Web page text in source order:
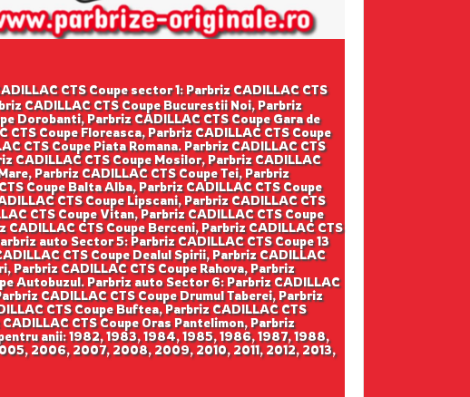
CTS Coupe sector 1: Parbriz CADILLAC CTS
CADILLAC CTS Coupe Bucurestii Noi, Parbriz
Dorobanti, Parbriz CADILLAC CTS Coupe Gara de
Coupe Floreasca, Parbriz CADILLAC CTS Coupe
CTS Coupe Piata Romana. Parbriz CADILLAC CTS
CADILLAC CTS Coupe Mosilor, Parbriz CADILLAC
Parbriz CADILLAC CTS Coupe Tei, Parbriz
Coupe Balta Alba, Parbriz CADILLAC CTS Coupe
CTS Coupe Lipscani, Parbriz CADILLAC CTS
CTS Coupe Vitan, Parbriz CADILLAC CTS Coupe
CTS Coupe Berceni, Parbriz CADILLAC CTS
auto Sector 5: Parbriz CADILLAC CTS Coupe 13
CTS Coupe Dealul Spirii, Parbriz CADILLAC
Parbriz CADILLAC CTS Coupe Rahova, Parbriz
Autobuzul. Parbriz auto Sector 6: Parbriz CADILLAC
CADILLAC CTS Coupe Drumul Taberei, Parbriz
CTS Coupe Buftea, Parbriz CADILLAC CTS
CTS Coupe Oras Pantelimon, Parbriz
anii: 1982, 1983, 1984, 1985, 1986, 1987, 1988,
2006, 2007, 2008, 2009, 2010, 2011, 2012, 2013,